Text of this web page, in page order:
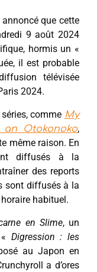
que cette
9 août 2024
hormis un «
il est probable
télévisée
2024.
comme My
Otokonoko,
même raison. En
diffusés à la
des reports
sont diffusés à la
habituel.
en Slime, un
Digression : les
au Japon en
a d’ores